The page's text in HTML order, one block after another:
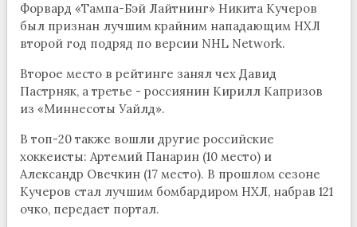
Форвард «Тампа-Бэй Лайтнинг» Никита Кучеров
был признан лучшим крайним нападающим НХЛ
второй год подряд по версии NHL Network.
Второе место в рейтинге занял чех Давид
Пастрняк, а третье - россиянин Кирилл Капризов
из «Миннесоты Уайлд».
В топ-20 также вошли другие российские
хоккеисты: Артемий Панарин (10 место) и
Александр Овечкин (17 место). В прошлом сезоне
Кучеров стал лучшим бомбардиром НХЛ, набрав 121
очко, передает портал.